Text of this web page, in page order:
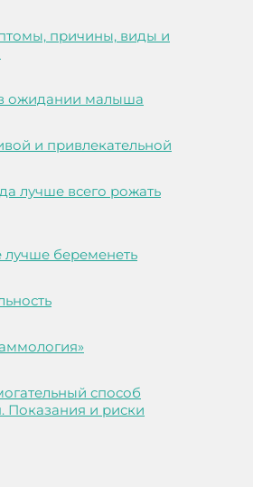
причины, виды и
ожидании малыша
и привлекательной
лучше всего рожать
лучше беременеть
способ
Показания и риски